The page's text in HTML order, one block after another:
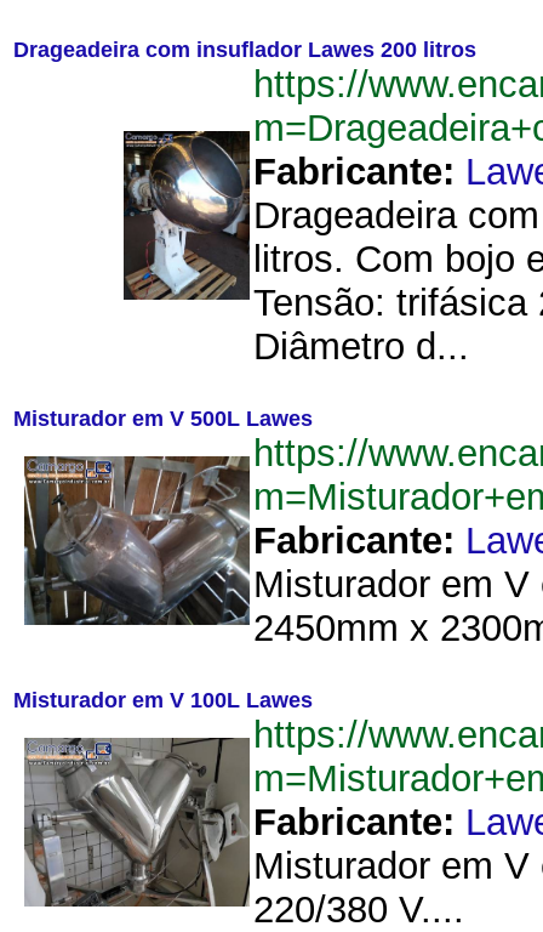
Drageadeira com insuflador Lawes 200 litros
https://
Fabricante:
Drageadeira
litros. Com bojo
Tensão: trifásica
Diâmetro d...
Misturador em V 500L Lawes
https://
Fabricante:
Misturador em
2450mm x
Misturador em V 100L Lawes
https://
Fabricante:
Misturador em
220/380 V....